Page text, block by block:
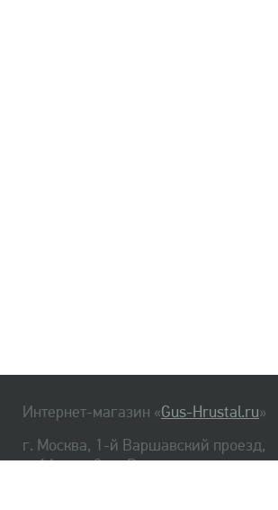
Интернет-магазин «Gus-Hrustal.ru»
г. Москва, 1-й Варшавский проезд,
д. 1А, стр. 3, м. Варшавская